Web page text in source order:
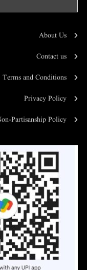
About Us
Contact us
Terms and Conditions
Privacy Policy
Partisanship Policy